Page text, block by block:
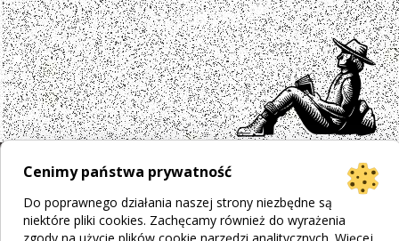
Cenimy państwa prywatność
Do poprawnego działania naszej strony niezbędne są
niektóre pliki cookies. Zachęcamy również do wyrażenia
Projekt stronyBogumiła Płachecka
Realizacja© 2026 WEBOPCJA.pl